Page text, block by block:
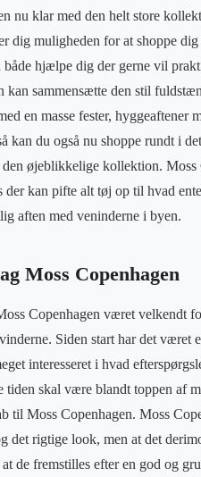
nu klar med den helt store
dig muligheden for at shoppe
både hjælpe dig der gerne vil
kan sammensætte den stil
en masse fester,
kan du også nu shoppe rundt i
øjeblikkelige kollektion. Moss
der kan pifte alt tøj op til hvad
aften med veninderne i byen.
Moss Copenhagen
Copenhagen været velkendt
Siden start har det været
interesseret i hvad
tiden skal være blandt toppen af
til Moss Copenhagen. Moss
det rigtige look, men at det
de fremstilles efter en god og